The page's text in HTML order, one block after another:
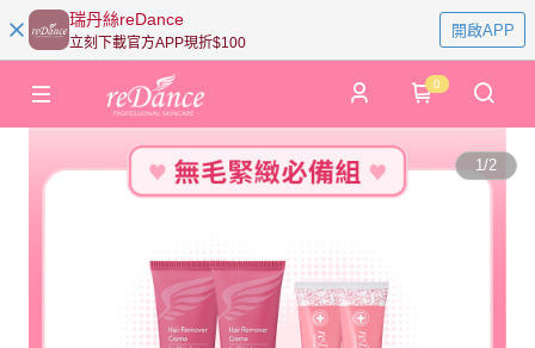
瑞丹絲reDance
立刻下載官方APP現折$100
開啟APP
0
1/2